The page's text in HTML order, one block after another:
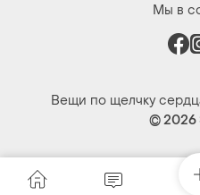
Мы в
Вещи по щелчку
© 2026